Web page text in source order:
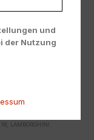
, LAMBORGHINI
und
der Nutzung
Website